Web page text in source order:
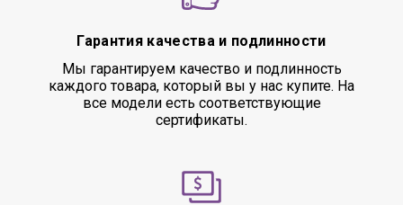
Гарантия качества и подлинности
Мы гарантируем качество и подлинность
каждого товара, который вы у нас купите. На
все модели есть соответствующие
сертификаты.